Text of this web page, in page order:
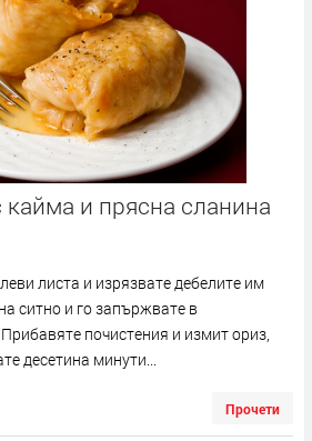
и прясна сланина
листа и изрязвате дебелите им
ситно и го запържвате в
почистения и измит ориз,
десетина минути...
Прочети